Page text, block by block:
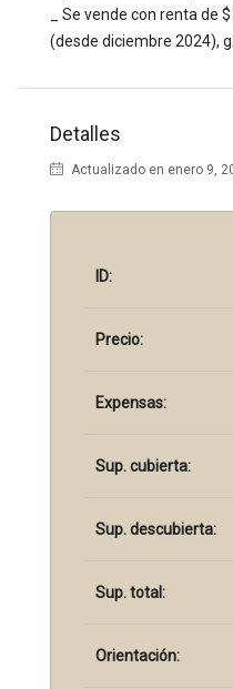
_ Se vende con renta de
(desde diciembre 2024),
Detalles
Actualizado en enero 9,
ID:
Precio:
Expensas:
Sup. cubierta:
Sup. descubierta:
Sup. total:
Orientación: